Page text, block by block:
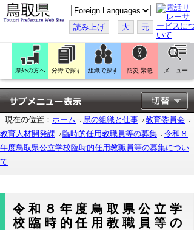
こ
の
ペ
ー
ジ
翻
訳
す
る
読み上げ 大 元
県外の方へ 分野で探す 組織で探す 防災 緊急 メニュー
現在の位置： ホーム 県の組織と仕事
教育委員会
教育人材開発課
臨時的任用教職員等の募集
令和８
年度鳥取県公立学校臨時的任用教職員等の募集につい
て
令和８年度鳥取県公立学
校臨時的任用教職員等の